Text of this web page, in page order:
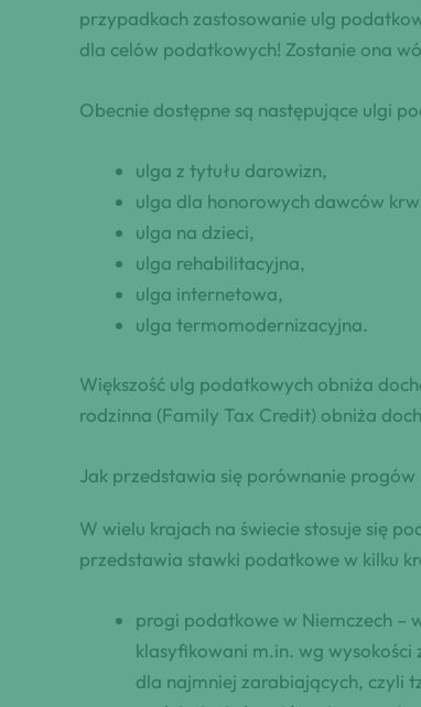
przypadkach zastosowanie ulg
dla celów podatkowych! Zostanie ona
Obecnie dostępne są następujące ulgi
ulga z tytułu darowizn,
ulga dla honorowych dawców
ulga na dzieci,
ulga rehabilitacyjna,
ulga internetowa,
ulga termomodernizacyjna.
Większość ulg podatkowych obniża
rodzinna (Family Tax Credit) obniża
Jak przedstawia się porównanie
W wielu krajach na świecie stosuje się
przedstawia stawki podatkowe w kilku
progi podatkowe w Niemczech –
klasyfikowani m.in. wg
dla najmniej zarabiających, czyli